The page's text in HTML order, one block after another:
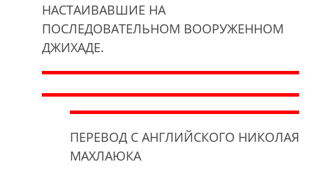
НАСТАИВАВШИЕ НА
ПОСЛЕДОВАТЕЛЬНОМ ВООРУЖЕННОМ
ДЖИХАДЕ.
ПЕРЕВОД С АНГЛИЙСКОГО НИКОЛАЯ
МАХЛАЮКА